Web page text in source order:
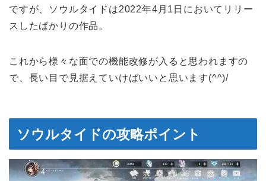
ですが、ソウルタイドは2022年4月1日においてリリー
スしたばかりの作品。
これから様々な面での機能改修が入ると思われますの
で、長い目で見据えていけばいいと思います(^^)/
ソウルタイドの攻略ポイント